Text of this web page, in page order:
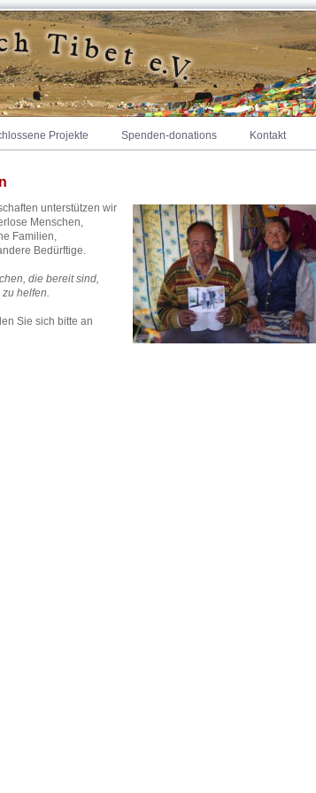
Projekte Spenden-donations Kontakt
unterstützen wir
Menschen,
Familien,
Bedürftige.
die bereit sind,
helfen.
Sie sich bitte an